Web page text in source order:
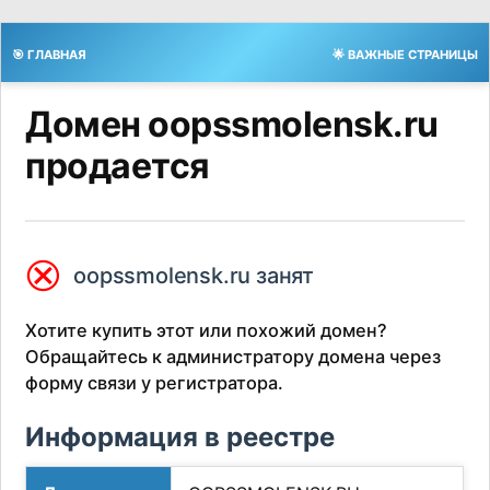
🎯 ГЛАВНАЯ 🌟 ВАЖНЫЕ СТРАНИЦЫ
Домен oopssmolensk.ru
продается
⮿ oopssmolensk.ru занят
Хотите купить этот или похожий домен?
Обращайтесь к администратору домена через
форму связи у регистратора.
Информация в реестре